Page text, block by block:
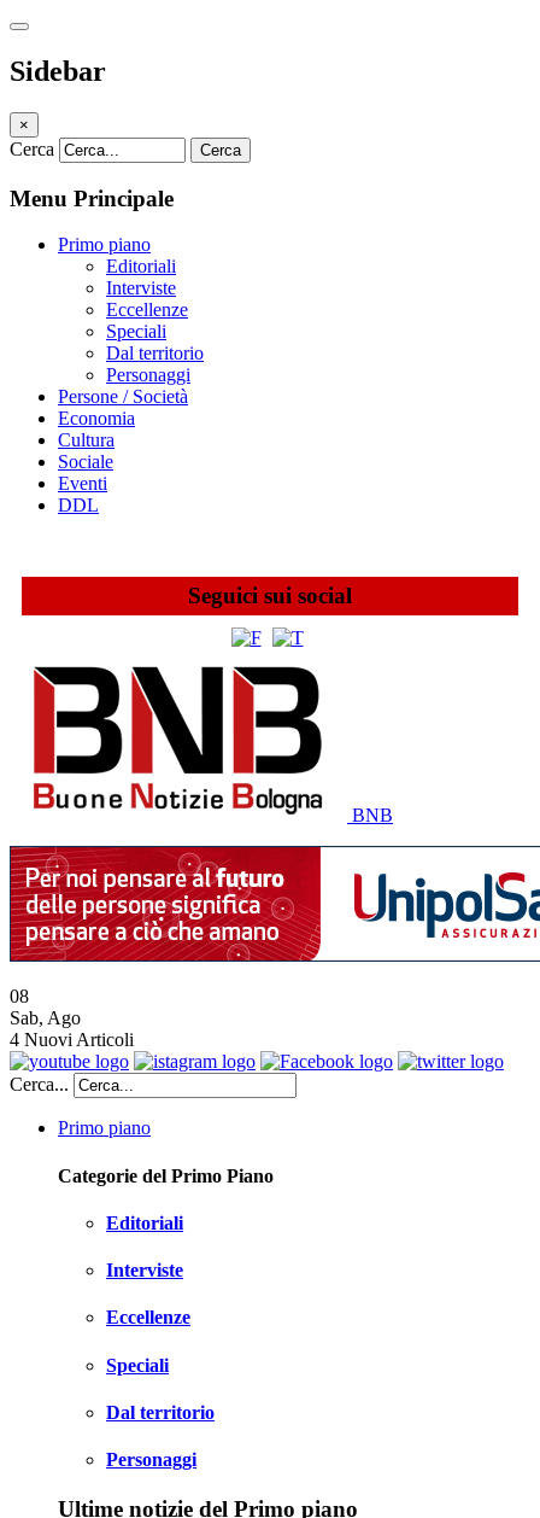
Sidebar
×
Cerca Cerca
Menu Principale
Primo piano
Editoriali
Interviste
Eccellenze
Speciali
Dal territorio
Personaggi
Persone / Società
Economia
Cultura
Sociale
Eventi
DDL
Seguici sui social
BNB
08
Sab, Ago
4 Nuovi Articoli
Cerca...
Primo piano
Categorie del Primo Piano
Editoriali
Interviste
Eccellenze
Speciali
Dal territorio
Personaggi
Ultime notizie del Primo piano